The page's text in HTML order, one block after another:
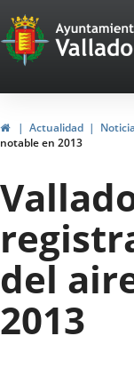
Portal
Web
del
de
HomeActualidad
notable en 2013
del
2013